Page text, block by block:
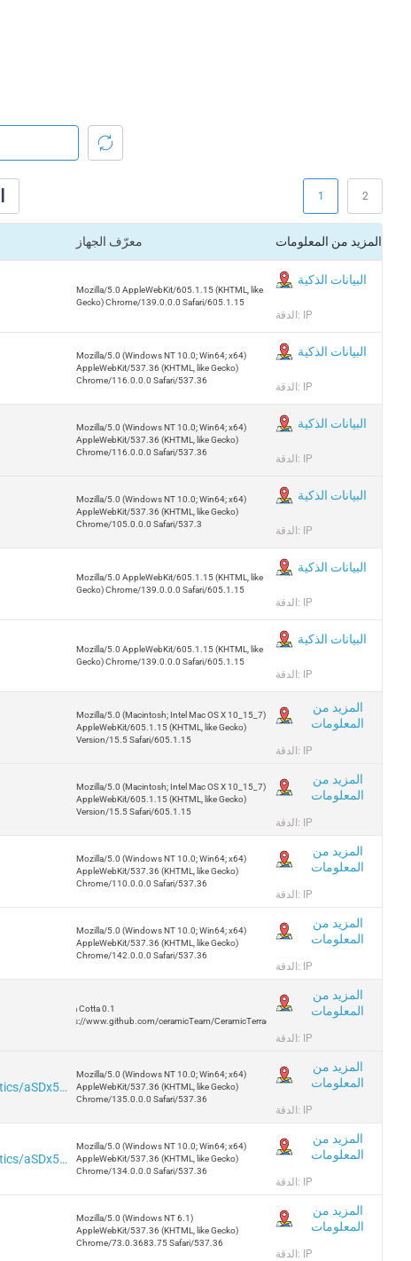
1 2
معرّف الجهاز المزيد من المعلومات
Mozilla/5.0 AppleWebKit/605.1.15 (KHTML, like
Gecko) Chrome/139.0.0.0 Safari/605.1.15
البيانات الذكية
الدقة: IP
Mozilla/5.0 (Windows NT 10.0; Win64; x64)
AppleWebKit/537.36 (KHTML, like Gecko)
Chrome/116.0.0.0 Safari/537.36
البيانات الذكية
الدقة: IP
Mozilla/5.0 (Windows NT 10.0; Win64; x64)
AppleWebKit/537.36 (KHTML, like Gecko)
Chrome/116.0.0.0 Safari/537.36
البيانات الذكية
الدقة: IP
Mozilla/5.0 (Windows NT 10.0; Win64; x64)
AppleWebKit/537.36 (KHTML, like Gecko)
Chrome/105.0.0.0 Safari/537.3
البيانات الذكية
الدقة: IP
Mozilla/5.0 AppleWebKit/605.1.15 (KHTML, like
Gecko) Chrome/139.0.0.0 Safari/605.1.15
البيانات الذكية
الدقة: IP
Mozilla/5.0 AppleWebKit/605.1.15 (KHTML, like
Gecko) Chrome/139.0.0.0 Safari/605.1.15
البيانات الذكية
الدقة: IP
Mozilla/5.0 (Macintosh; Intel Mac OS X 10_15_7)
AppleWebKit/605.1.15 (KHTML, like Gecko)
Version/15.5 Safari/605.1.15
المزيد من
المعلومات
الدقة: IP
Mozilla/5.0 (Macintosh; Intel Mac OS X 10_15_7)
AppleWebKit/605.1.15 (KHTML, like Gecko)
Version/15.5 Safari/605.1.15
المزيد من
المعلومات
الدقة: IP
Mozilla/5.0 (Windows NT 10.0; Win64; x64)
AppleWebKit/537.36 (KHTML, like Gecko)
Chrome/110.0.0.0 Safari/537.36
المزيد من
المعلومات
الدقة: IP
Mozilla/5.0 (Windows NT 10.0; Win64; x64)
AppleWebKit/537.36 (KHTML, like Gecko)
Chrome/142.0.0.0 Safari/537.36
المزيد من
المعلومات
الدقة: IP
Terra Cotta 0.1
https://www.github.com/ceramicTeam/CeramicTerracotta
المزيد من
المعلومات
الدقة: IP
https://iplogger.org/vn/logger/analytics/aSDx5wBD6Wry
Mozilla/5.0 (Windows NT 10.0; Win64; x64)
AppleWebKit/537.36 (KHTML, like Gecko)
Chrome/135.0.0.0 Safari/537.36
المزيد من
المعلومات
الدقة: IP
https://iplogger.org/vn/logger/analytics/aSDx5wBD6Wry
Mozilla/5.0 (Windows NT 10.0; Win64; x64)
AppleWebKit/537.36 (KHTML, like Gecko)
Chrome/134.0.0.0 Safari/537.36
المزيد من
المعلومات
الدقة: IP
Mozilla/5.0 (Windows NT 6.1)
AppleWebKit/537.36 (KHTML, like Gecko)
Chrome/73.0.3683.75 Safari/537.36
المزيد من
المعلومات
الدقة: IP